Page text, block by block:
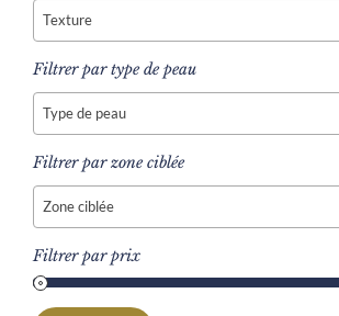
Texture
Filtrer par type de peau
Type de peau
Filtrer par zone ciblée
Zone ciblée
Filtrer par prix